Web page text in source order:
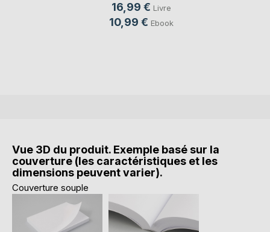
16,99 € Livre
10,99 € Ebook
Vue 3D du produit. Exemple basé sur la
couverture (les caractéristiques et les
dimensions peuvent varier).
Couverture souple